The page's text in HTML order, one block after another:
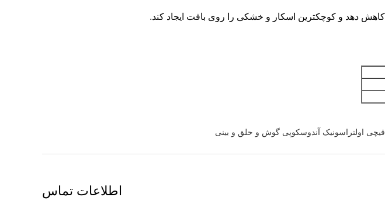
قیچی اولتراسونیک آندوسکوپی گوش و حلق و بینی
اطلاعات تماس